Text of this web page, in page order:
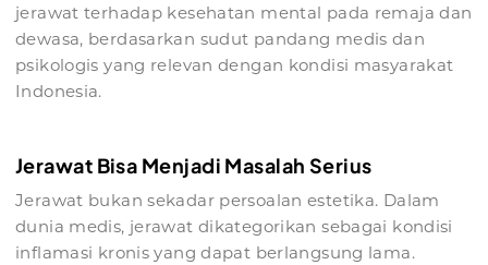
jerawat terhadap kesehatan mental pada remaja dan
dewasa, berdasarkan sudut pandang medis dan
psikologis yang relevan dengan kondisi masyarakat
Indonesia.
Jerawat Bisa Menjadi Masalah Serius
Jerawat bukan sekadar persoalan estetika. Dalam
dunia medis, jerawat dikategorikan sebagai kondisi
inflamasi kronis yang dapat berlangsung lama.